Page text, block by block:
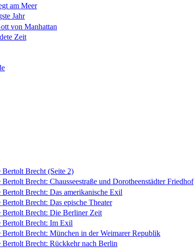
am Meer
Jahr
von Manhattan
Zeit
Bertolt Brecht (Seite 2)
Brecht: Chausseestraße und Dorotheenstädter Friedhof
Brecht: Das amerikanische Exil
Brecht: Das epische Theater
Bertolt Brecht: Die Berliner Zeit
Bertolt Brecht: Im Exil
Bertolt Brecht: München in der Weimarer Republik
Bertolt Brecht: Rückkehr nach Berlin